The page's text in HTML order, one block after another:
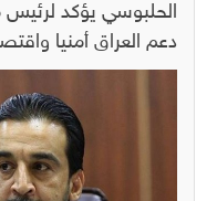
الحلبوسي يؤكد
دعم العراق أمنيا